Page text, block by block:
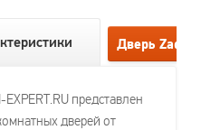
представлен
дверей от